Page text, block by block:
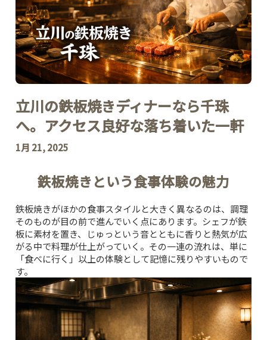
立川の鉄板焼きディナーなら千珠
へ。アクセス良好な落ち着いた一軒
1月 21, 2025
鉄板焼きという食事体験の魅力
鉄板焼きがほかの食事スタイルと大きく異なるのは、調理
そのものが目の前で進んでいく点にあります。シェフが鉄
板に素材を置き、じゅっという音とともに香りと熱気が広
がる中で料理が仕上がっていく。その一連の流れは、単に
「食べに行く」以上の体験として記憶に残りやすいもので
す。